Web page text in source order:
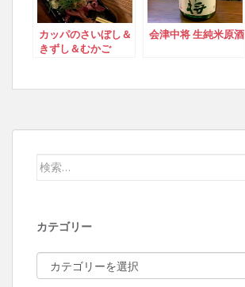
カッパのさいぼし＆
きずし＆むかご
会津中将 生純米原酒
検索:
カテゴリー
カテゴリー